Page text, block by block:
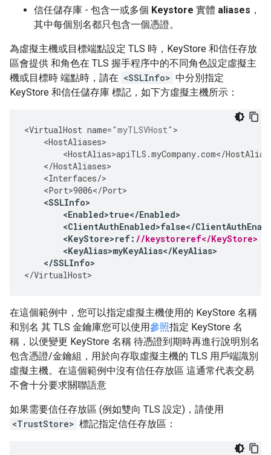
信任儲存庫 - 包含一或多個 Keystore 實體 aliases ，
其中每個別名都只包含一個憑證。
為虛擬主機或目標端點設定 TLS 時，KeyStore 和信任存放
區會提供 和角色在 TLS 握手程序中的不同角色設定虛擬主
機或目標時 端點時，請在 <SSLInfo> 中分別指定
KeyStore 和信任儲存庫 標記，如下方虛擬主機所示：
<VirtualHost name="myTLSVHost" >
<HostAliases>
<HostAlias>apiTLS .myCompany.com</HostAlias
</HostAliases>
<Interfaces/>
<Port>9006</Port>
<SSLInfo>
<Enabled>true</Enabled>
<ClientAuthEnabled>false</
<KeyStore>ref: //keystoreref</KeyStore>
<KeyAlias>myKeyAlias</KeyAlias>
</SSLInfo>
</VirtualHost>
在這個範例中，您可以指定虛擬主機使用的 KeyStore 名稱
和別名 其 TLS 金鑰庫您可以使用參照指定 KeyStore 名
稱，以便變更 KeyStore 名稱 待憑證到期時再進行說明別名
包含憑證/金鑰組，用於向存取虛擬主機的 TLS 用戶端識別
虛擬主機。在這個範例中沒有信任存放區 這通常代表交易
不會十分要求關聯語意
如果需要信任存放區 (例如雙向 TLS 設定)，請使用
<TrustStore> 標記指定信任存放區：